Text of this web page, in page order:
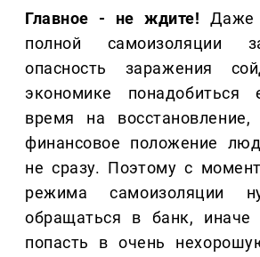
Главное - не ждите! Даже
полной самоизоляции
опасность заражения
экономике понадобиться
время на
финансовое положение
не сразу. Поэтому с
режима самоизоляции
обращаться в банк,
попасть в очень